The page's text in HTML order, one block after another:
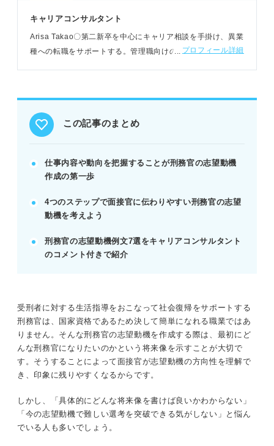
刑務官を目指すきっかけとなったエピソードを振り
求められる人物像と自身の経験・能力を結びつけ
る。
入職後の貢献方法や理想の将来像を明確に言語化す
例：少年院ボランティア経験から「非行に走った
人々に手を差し伸べたい」と語る。
志望動機作成のコツと注意点
現場の大変さを理解し、前向きに取り組む意志を示
刑務官でなければ成し遂げられない目標を設定す
る。
POINT：憧れだけでなく、刑務官の厳しさを認識し
た上で熱意を伝えましょう。
刑務官の仕事や動向を踏まえて説得力のある志
望動機を作成しよう
志望動機を考える前に知っておきたい刑務官の
基礎知識
事前にチェック！ 刑務官に求められる人物像
まずはここから！ 刑務官の志望動機を考える4
ステップ
※AIの特性上、間違いが含まれている場合があります。記事本文
キャリアコンサルタント
Arisa Takao〇第二新卒を中心にキャリア相談を手掛け、異業
種への転職をサポートする。管理職向けの1on1やコンサルテ
プロフィール詳細
この記事のまとめ
仕事内容や動向を把握することが刑務官の志望動機
作成の第一歩
4つのステップで面接官に伝わりやすい刑務官の志望
動機を考えよう
刑務官の志望動機例文7選をキャリアコンサルタント
のコメント付きで紹介
受刑者に対する生活指導をおこなって社会復帰をサポートする
刑務官は、国家資格であるため決して簡単になれる職業ではあ
りません。そんな刑務官の志望動機を作成する際は、最初にど
んな刑務官になりたいのかという将来像を示すことが大切で
す。そうすることによって面接官が志望動機の方向性を理解で
き、印象に残りやすくなるからです。
しかし、「具体的にどんな将来像を書けば良いかわからない」
「今の志望動機で難しい選考を突破できる気がしない」と悩ん
でいる人も多いでしょう。